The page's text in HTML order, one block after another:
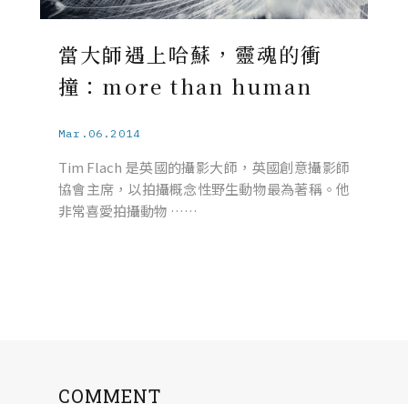
當大師遇上哈蘇，靈魂的衝
撞：more than human
Mar.06.2014
Tim Flach 是英國的攝影大師，英國創意攝影師
協會主席，以拍攝概念性野生動物最為著稱。他
非常喜愛拍攝動物 ……
COMMENT